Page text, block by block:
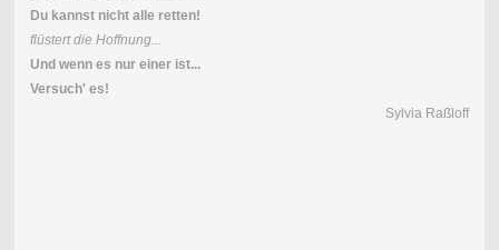
Du kannst nicht alle retten!
flüstert die Hoffnung...
Und wenn es nur einer ist...
Versuch' es!
Sylvia Raßloff